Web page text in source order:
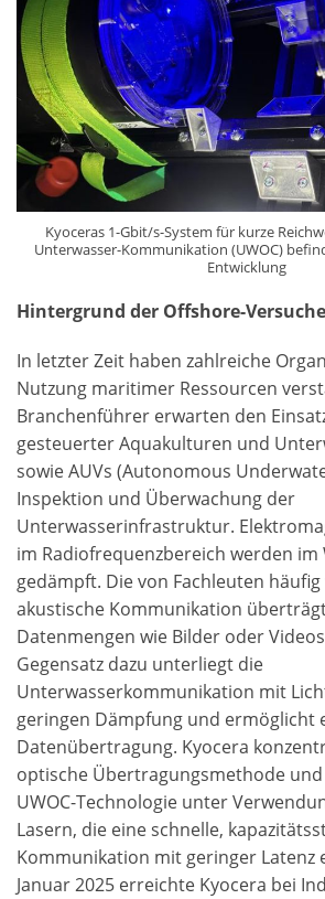
Kyoceras 1-Gbit/s-System für kurze
Unterwasser-Kommunikation (UWOC)
Entwicklung
Hintergrund der Offshore-Versuche
In letzter Zeit haben zahlreiche
Nutzung maritimer Ressourcen
Branchenführer erwarten den
gesteuerter Aquakulturen und
sowie AUVs (Autonomous
Inspektion und Überwachung der
Unterwasserinfrastruktur.
im Radiofrequenzbereich werden im
gedämpft. Die von Fachleuten
akustische Kommunikation
Datenmengen wie Bilder oder
Gegensatz dazu unterliegt die
Unterwasserkommunikation mit
geringen Dämpfung und ermöglicht
Datenübertragung. Kyocera
optische Übertragungsmethode
UWOC-Technologie unter
Lasern, die eine schnelle,
Kommunikation mit geringer Latenz
Januar 2025 erreichte Kyocera bei